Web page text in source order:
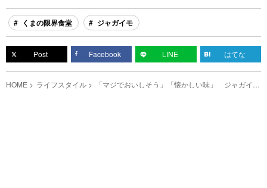
くまの限界食堂 ジャガイモ
Post Facebook LINE はてな
HOME ライフスタイル 「マジでおいしそう」「懐かしい味」 ジャガイモ
があったら作りたいサクサク感がたまらないレシピ